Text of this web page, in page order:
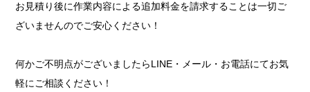
お見積り後に作業内容による追加料金を請求することは一切ご
ざいませんのでご安心ください！
何かご不明点がございましたらLINE・メール・お電話にてお気
軽にご相談ください！